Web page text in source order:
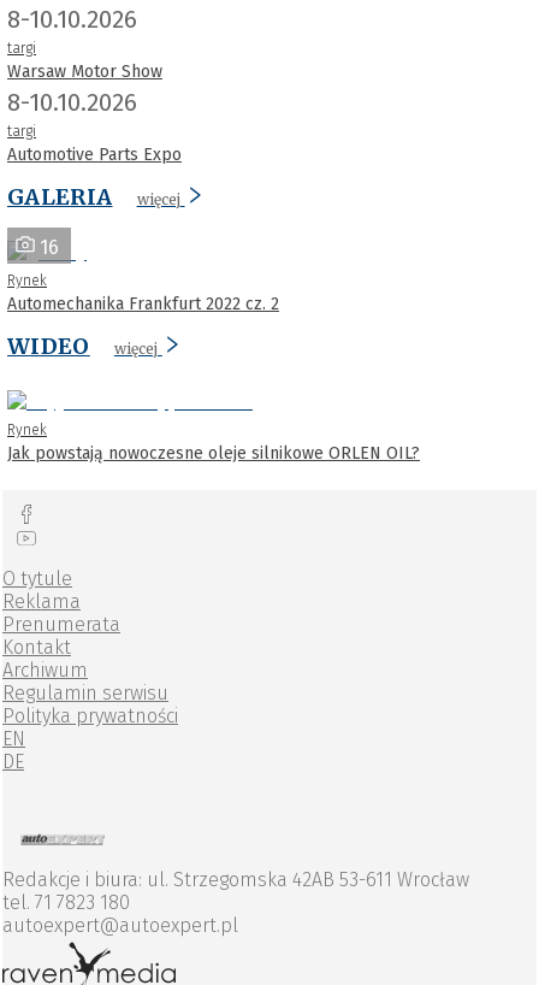
8-10.10.2026
targi
Warsaw Motor Show
8-10.10.2026
targi
Automotive Parts Expo
GALERIA więcej
16
Rynek
Automechanika Frankfurt 2022 cz. 2
WIDEO więcej
Rynek
Jak powstają nowoczesne oleje silnikowe ORLEN OIL?
O tytule
Reklama
Prenumerata
Kontakt
Archiwum
Regulamin serwisu
Polityka prywatności
EN
DE
Redakcje i biura: ul. Strzegomska 42AB 53-611 Wrocław
tel. 71 7823 180
autoexpert@autoexpert.pl